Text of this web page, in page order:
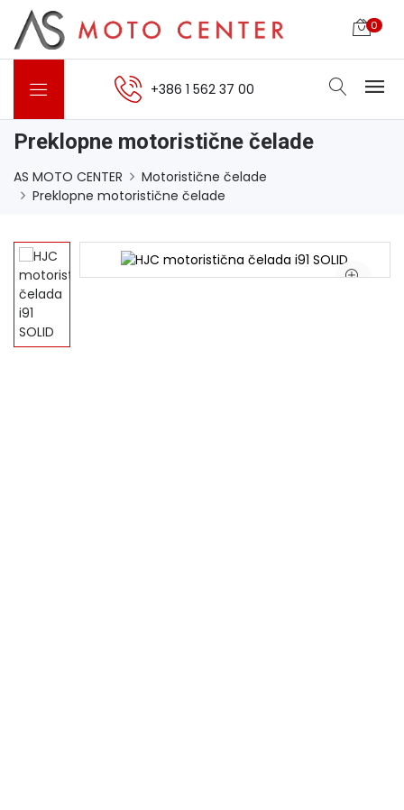
0
+386 1 562 37 00
Preklopne motoristične čelade
AS MOTO CENTER
Motoristične čelade
Preklopne motoristične čelade